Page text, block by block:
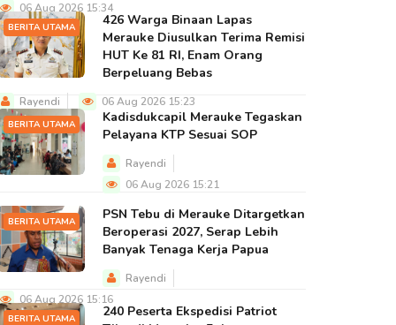
06 Aug 2026 15:34
BERITA UTAMA
426 Warga Binaan Lapas
Merauke Diusulkan Terima Remisi
HUT Ke 81 RI, Enam Orang
Berpeluang Bebas
Rayendi 06 Aug 2026 15:23
BERITA UTAMA
Kadisdukcapil Merauke Tegaskan
Pelayana KTP Sesuai SOP
Rayendi
06 Aug 2026 15:21
BERITA UTAMA
PSN Tebu di Merauke Ditargetkan
Beroperasi 2027, Serap Lebih
Banyak Tenaga Kerja Papua
Rayendi
06 Aug 2026 15:16
BERITA UTAMA
240 Peserta Ekspedisi Patriot